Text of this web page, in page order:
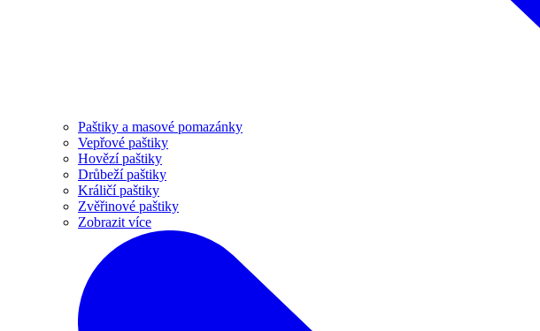
Paštiky a masové pomazánky
Vepřové paštiky
Hovězí paštiky
Drůbeží paštiky
Králičí paštiky
Zvěřinové paštiky
Zobrazit více